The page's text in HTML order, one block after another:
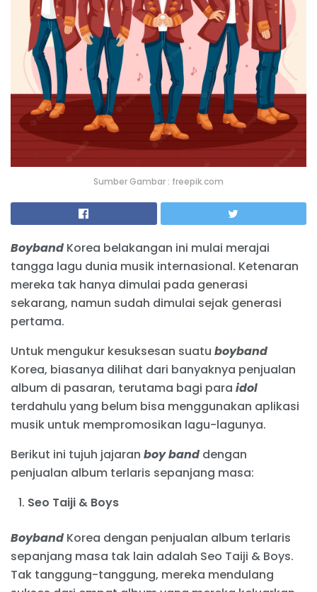
Sumber Gambar : freepik.com
Boyband Korea belakangan ini mulai merajai
tangga lagu dunia musik internasional. Ketenaran
mereka tak hanya dimulai pada generasi
sekarang, namun sudah dimulai sejak generasi
pertama.
Untuk mengukur kesuksesan suatu boyband
Korea, biasanya dilihat dari banyaknya penjualan
album di pasaran, terutama bagi para idol
terdahulu yang belum bisa menggunakan aplikasi
musik untuk mempromosikan lagu-lagunya.
Berikut ini tujuh jajaran boy band dengan
penjualan album terlaris sepanjang masa:
Seo Taiji & Boys
Boyband Korea dengan penjualan album terlaris
sepanjang masa tak lain adalah Seo Taiji & Boys.
Tak tanggung-tanggung, mereka mendulang